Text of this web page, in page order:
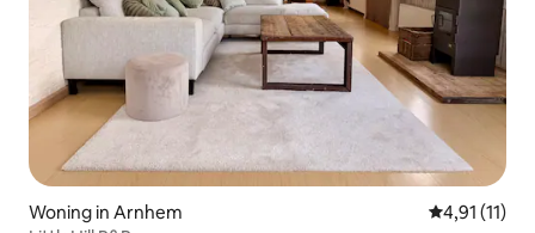
Woning in Arnhem Gemiddelde
4,91 (11)